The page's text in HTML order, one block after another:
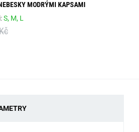
MODRÝMI KAPSAMI
S, M, L